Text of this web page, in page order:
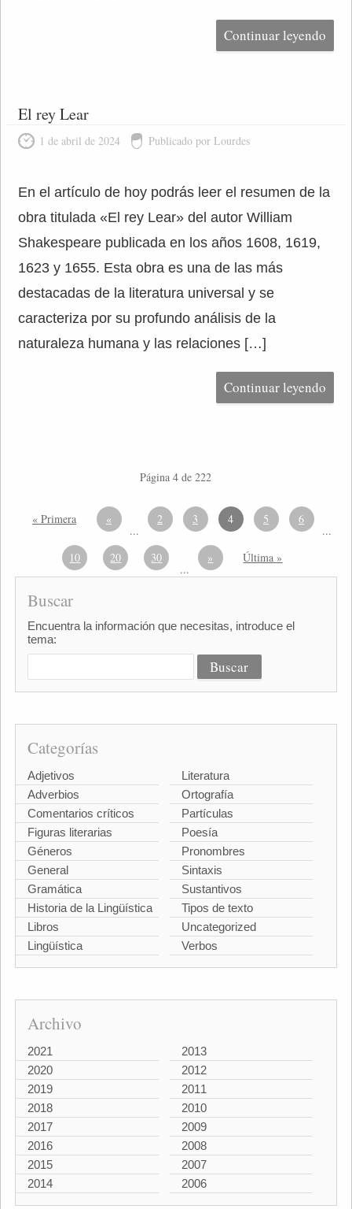
Continuar leyendo
El rey Lear
1 de abril de 2024 Publicado por Lourdes
En el artículo de hoy podrás leer el resumen de la
obra titulada «El rey Lear» del autor William
Shakespeare publicada en los años 1608, 1619,
1623 y 1655. Esta obra es una de las más
destacadas de la literatura universal y se
caracteriza por su profundo análisis de la
naturaleza humana y las relaciones […]
Continuar leyendo
Página 4 de 222
« Primera «
...
2 3 4 5 6
...
10
20 30
...
» Última »
Buscar
Encuentra la información que necesitas, introduce el
tema:
Categorías
Adjetivos
Adverbios
Comentarios críticos
Figuras literarias
Géneros
General
Gramática
Historia de la Lingüística
Libros
Lingüística
Literatura
Ortografía
Partículas
Poesía
Pronombres
Sintaxis
Sustantivos
Tipos de texto
Uncategorized
Verbos
Archivo
2021
2020
2019
2018
2017
2016
2015
2014
2013
2012
2011
2010
2009
2008
2007
2006